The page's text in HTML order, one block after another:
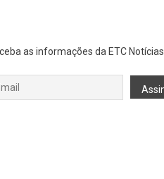
as informações da ETC Notícias